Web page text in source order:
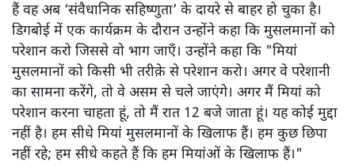
हैं वह अब ‘संवैधानिक सहिष्णुता’ के दायरे से बाहर हो चुका है।
डिगबोई में एक कार्यक्रम के दौरान उन्होंने कहा कि मुसलमानों को
परेशान करो जिससे वो भाग जाएँ। उन्होंने कहा कि "मियां
मुसलमानों को किसी भी तरीक़े से परेशान करो। अगर वे परेशानी
का सामना करेंगे, तो वे असम से चले जाएंगे। अगर मैं मियां को
परेशान करना चाहता हूं, तो मैं रात 12 बजे जाता हूं। यह कोई मुद्दा
नहीं है। हम सीधे मियां मुसलमानों के खिलाफ हैं। हम कुछ छिपा
नहीं रहे; हम सीधे कहते हैं कि हम मियांओं के खिलाफ हैं।"